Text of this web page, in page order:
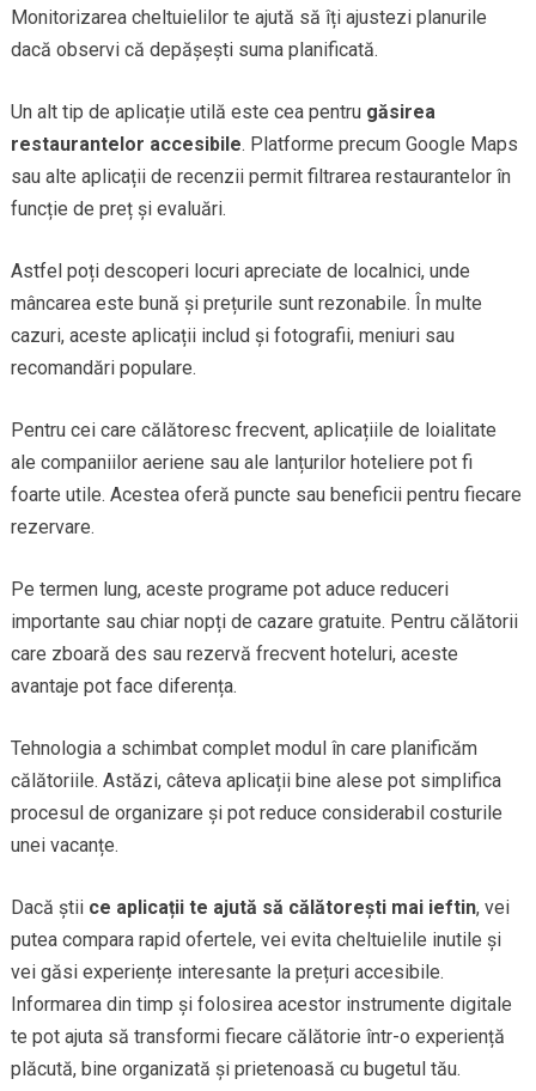
Monitorizarea cheltuielilor te ajută să îți ajustezi planurile
dacă observi că depășești suma planificată.
Un alt tip de aplicație utilă este cea pentru găsirea
restaurantelor accesibile. Platforme precum Google Maps
sau alte aplicații de recenzii permit filtrarea restaurantelor în
funcție de preț și evaluări.
Astfel poți descoperi locuri apreciate de localnici, unde
mâncarea este bună și prețurile sunt rezonabile. În multe
cazuri, aceste aplicații includ și fotografii, meniuri sau
recomandări populare.
Pentru cei care călătoresc frecvent, aplicațiile de loialitate
ale companiilor aeriene sau ale lanțurilor hoteliere pot fi
foarte utile. Acestea oferă puncte sau beneficii pentru fiecare
rezervare.
Pe termen lung, aceste programe pot aduce reduceri
importante sau chiar nopți de cazare gratuite. Pentru călătorii
care zboară des sau rezervă frecvent hoteluri, aceste
avantaje pot face diferența.
Tehnologia a schimbat complet modul în care planificăm
călătoriile. Astăzi, câteva aplicații bine alese pot simplifica
procesul de organizare și pot reduce considerabil costurile
unei vacanțe.
Dacă știi ce aplicații te ajută să călătorești mai ieftin, vei
putea compara rapid ofertele, vei evita cheltuielile inutile și
vei găsi experiențe interesante la prețuri accesibile.
Informarea din timp și folosirea acestor instrumente digitale
te pot ajuta să transformi fiecare călătorie într-o experiență
plăcută, bine organizată și prietenoasă cu bugetul tău.